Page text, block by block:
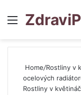
Menu
Home/Rostliny v
ocelových
Rostliny v